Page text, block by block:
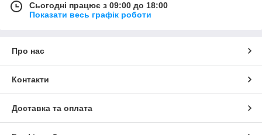
Сьогодні працює з 09:00 до 18:00
Показати весь графік роботи
Про нас
Контакти
Доставка та оплата